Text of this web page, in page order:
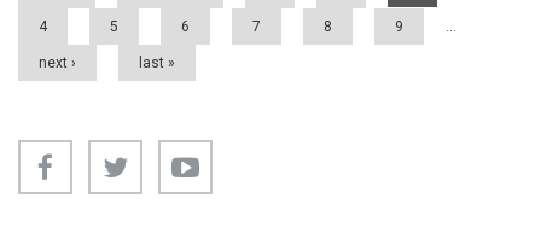
4 5 6 7 8 9 …
next › last »